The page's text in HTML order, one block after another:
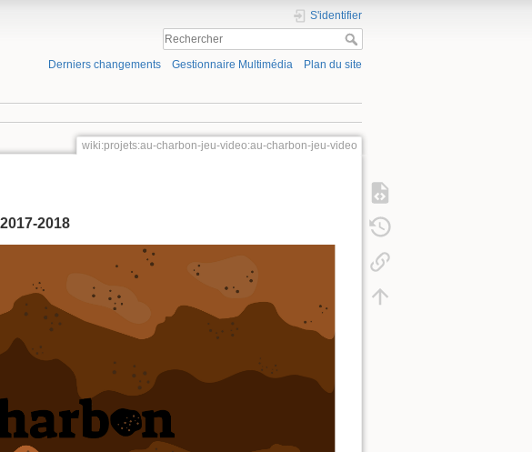
S'identifier
Derniers changements Gestionnaire Multimédia Plan du site
wiki:projets:au-charbon-jeu-video:au-charbon-jeu-video
2018